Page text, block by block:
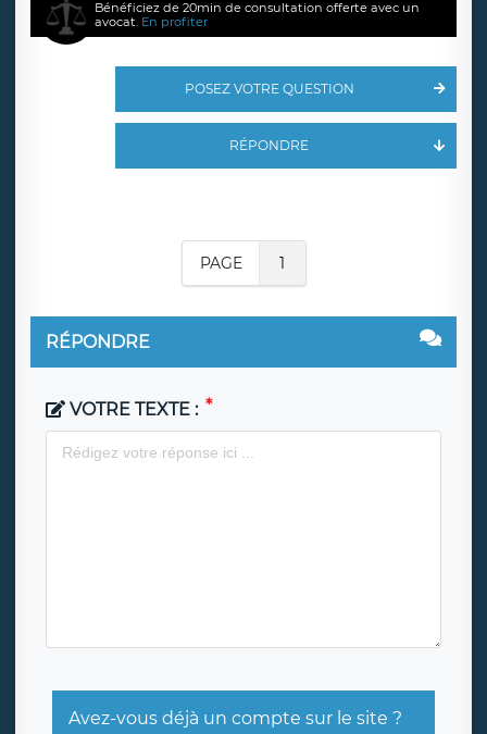
Bénéficiez de 20min de consultation offerte avec un
avocat. En profiter
POSEZ VOTRE QUESTION
RÉPONDRE
PAGE 1
RÉPONDRE
VOTRE TEXTE :
Avez-vous déjà un compte sur le site ?